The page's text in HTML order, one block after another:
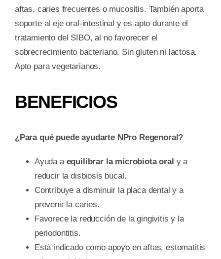
aftas, caries frecuentes o mucositis. También aporta
soporte al eje oral-intestinal y es apto durante el
tratamiento del SIBO, al no favorecer el
sobrecrecimiento bacteriano. Sin gluten ni lactosa.
Apto para vegetarianos.
BENEFICIOS
¿Para qué puede ayudarte NPro Regenoral?
Ayuda a equilibrar la microbiota oral y a
reducir la disbiosis bucal.
Contribuye a disminuir la placa dental y a
prevenir la caries.
Favorece la reducción de la gingivitis y la
periodontitis.
Está indicado como apoyo en aftas, estomatitis